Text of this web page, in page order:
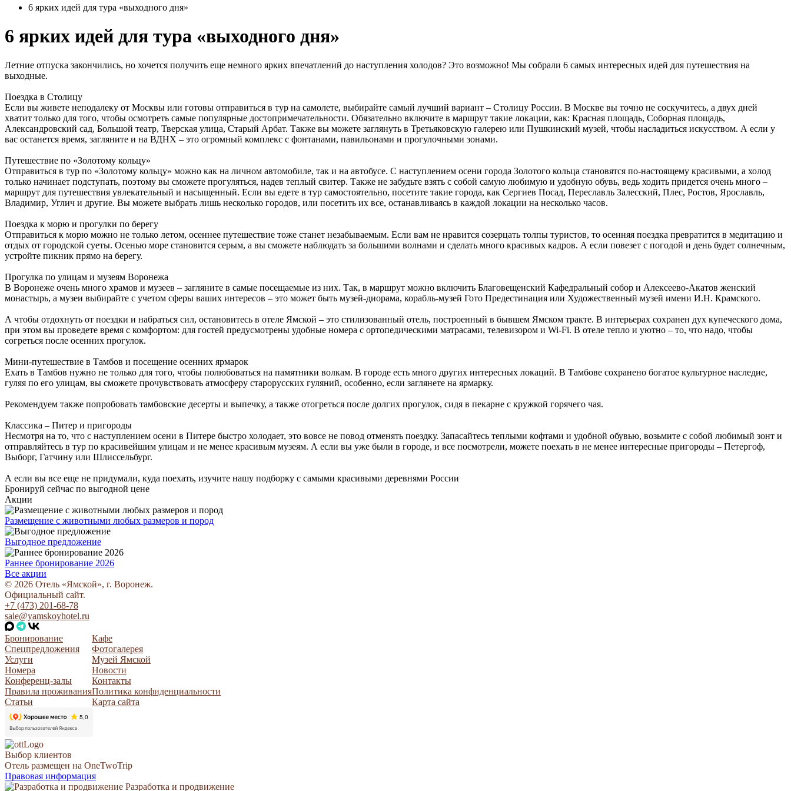
6 ярких идей для тура «выходного дня»
6 ярких идей для тура «выходного дня»
Летние отпуска закончились, но хочется получить еще немного ярких впечатлений до наступления холодов? Это возможно! Мы собрали 6 самых интересных идей для путешествия на
выходные.
Поездка в Столицу
Если вы живете неподалеку от Москвы или готовы отправиться в тур на самолете, выбирайте самый лучший вариант – Столицу России. В Москве вы точно не соскучитесь, а двух дней
хватит только для того, чтобы осмотреть самые популярные достопримечательности. Обязательно включите в маршрут такие локации, как: Красная площадь, Соборная площадь,
Александровский сад, Большой театр, Тверская улица, Старый Арбат. Также вы можете заглянуть в Третьяковскую галерею или Пушкинский музей, чтобы насладиться искусством. А если у
вас останется время, загляните и на ВДНХ – это огромный комплекс с фонтанами, павильонами и прогулочными зонами.
Путешествие по «Золотому кольцу»
Отправиться в тур по «Золотому кольцу» можно как на личном автомобиле, так и на автобусе. С наступлением осени города Золотого кольца становятся по-настоящему красивыми, а холод
только начинает подступать, поэтому вы сможете прогуляться, надев теплый свитер. Также не забудьте взять с собой самую любимую и удобную обувь, ведь ходить придется очень много –
маршрут для путешествия увлекательный и насыщенный. Если вы едете в тур самостоятельно, посетите такие города, как Сергиев Посад, Переславль Залесский, Плес, Ростов, Ярославль,
Владимир, Углич и другие. Вы можете выбрать лишь несколько городов, или посетить их все, останавливаясь в каждой локации на несколько часов.
Поездка к морю и прогулки по берегу
Отправиться к морю можно не только летом, осеннее путешествие тоже станет незабываемым. Если вам не нравится созерцать толпы туристов, то осенняя поездка превратится в медитацию и
отдых от городской суеты. Осенью море становится серым, а вы сможете наблюдать за большими волнами и сделать много красивых кадров. А если повезет с погодой и день будет солнечным,
устройте пикник прямо на берегу.
Прогулка по улицам и музеям Воронежа
В Воронеже очень много храмов и музеев – загляните в самые посещаемые из них. Так, в маршрут можно включить Благовещенский Кафедральный собор и Алексеево-Акатов женский
монастырь, а музеи выбирайте с учетом сферы ваших интересов – это может быть музей-диорама, корабль-музей Гото Предестинация или Художественный музей имени И.Н. Крамского.
А чтобы отдохнуть от поездки и набраться сил, остановитесь в отеле Ямской – это стилизованный отель, построенный в бывшем Ямском тракте. В интерьерах сохранен дух купеческого дома,
при этом вы проведете время с комфортом: для гостей предусмотрены удобные номера с ортопедическими матрасами, телевизором и Wi-Fi. В отеле тепло и уютно – то, что надо, чтобы
согреться после осенних прогулок.
Мини-путешествие в Тамбов и посещение осенних ярмарок
Ехать в Тамбов нужно не только для того, чтобы полюбоваться на памятники волкам. В городе есть много других интересных локаций. В Тамбове сохранено богатое культурное наследие,
гуляя по его улицам, вы сможете прочувствовать атмосферу старорусских гуляний, особенно, если заглянете на ярмарку.
Рекомендуем также попробовать тамбовские десерты и выпечку, а также отогреться после долгих прогулок, сидя в пекарне с кружкой горячего чая.
Классика – Питер и пригороды
Несмотря на то, что с наступлением осени в Питере быстро холодает, это вовсе не повод отменять поездку. Запасайтесь теплыми кофтами и удобной обувью, возьмите с собой любимый зонт и
отправляйтесь в тур по красивейшим улицам и не менее красивым музеям. А если вы уже были в городе, и все посмотрели, можете поехать в не менее интересные пригороды – Петергоф,
Выборг, Гатчину или Шлиссельбург.
А если вы все еще не придумали, куда поехать, изучите нашу подборку с самыми красивыми деревнями России
Бронируй сейчас по выгодной цене
Акции
Размещение с животными любых размеров и пород
Выгодное предложение
Раннее бронирование 2026
Все акции
© 2026 Отель «Ямской», г. Воронеж.
Официальный сайт.
+7 (473) 201-68-78
sale@yamskoyhotel.ru
Бронирование
Спецпредложения
Услуги
Номера
Конференц-залы
Правила проживания
Статьи
Кафе
Фотогалерея
Музей Ямской
Новости
Контакты
Политика конфиденциальности
Карта сайта
Выбор клиентов
Отель размещен на OneTwoTrip
Правовая информация
Разработка и продвижение